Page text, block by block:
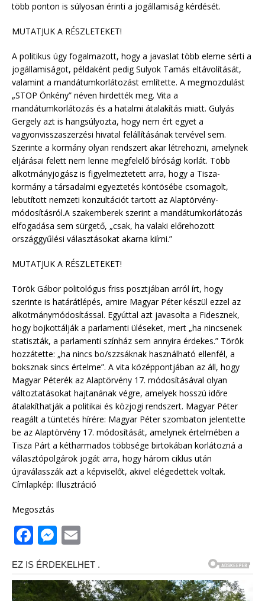
több ponton is súlyosan érinti a jogállamiság kérdését.
MUTATJUK A RÉSZLETEKET!
A politikus úgy fogalmazott, hogy a javaslat több eleme sérti a
jogállamiságot, példaként pedig Sulyok Tamás eltávolítását,
valamint a mandátumkorlátozást említette. A megmozdulást
„STOP Önkény” néven hirdették meg. Vita a
mandátumkorlátozás és a hatalmi átalakítás miatt. Gulyás
Gergely azt is hangsúlyozta, hogy nem ért egyet a
vagyonvisszaszerzési hivatal felállításának tervével sem.
Szerinte a kormány olyan rendszert akar létrehozni, amelynek
eljárásai felett nem lenne megfelelő bírósági korlát. Több
alkotmányjogász is figyelmeztetett arra, hogy a Tisza-
kormány a társadalmi egyeztetés köntösébe csomagolt,
lebutított nemzeti konzultációt tartott az Alaptörvény-
módosításról.A szakemberek szerint a mandátumkorlátozás
elfogadása sem sürgető, „csak, ha valaki előrehozott
országgyűlési választásokat akarna kiírni.”
MUTATJUK A RÉSZLETEKET!
Török Gábor politológus friss posztjában arról írt, hogy
szerinte is határátlépés, amire Magyar Péter készül ezzel az
alkotmánymódosítással. Egyúttal azt javasolta a Fidesznek,
hogy bojkottálják a parlamenti üléseket, mert „ha nincsenek
statiszták, a parlamenti színház sem annyira érdekes.” Török
hozzátette: „ha nincs bo/szzsáknak használható ellenfél, a
boksznak sincs értelme”. A vita középpontjában az áll, hogy
Magyar Péterék az Alaptörvény 17. módosításával olyan
változtatásokat hajtanának végre, amelyek hosszú időre
átalakíthatják a politikai és közjogi rendszert. Magyar Péter
reagált a tüntetés hírére: Magyar Péter szombaton jelentette
be az Alaptörvény 17. módosítását, amelynek értelmében a
Tisza Párt a kétharmados többsége birtokában korlátozná a
választópolgárok jogát arra, hogy három ciklus után
újraválasszák azt a képviselőt, akivel elégedettek voltak.
Címlapkép: Illusztráció
Megosztás
F
a
c
e
M
ss
e
ai
l